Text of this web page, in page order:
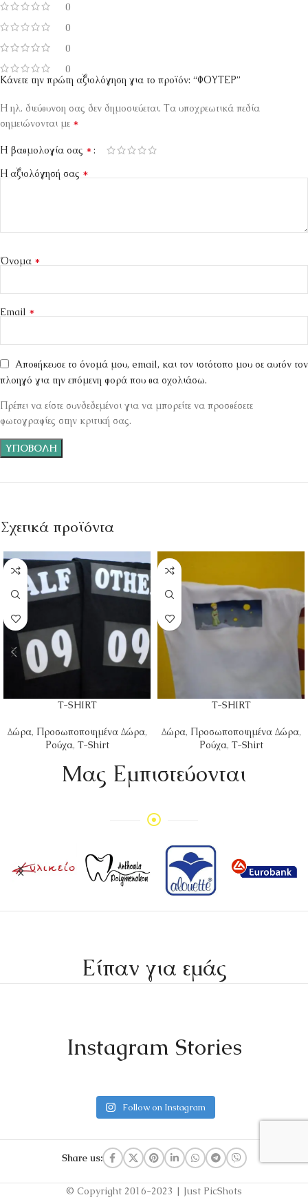
0
0
0
0
Κάνετε την πρώτη αξιολόγηση για το προϊόν: “ΦΟΥΤΕΡ”
Η ηλ. διεύθυνση σας δεν δημοσιεύεται. Τα υποχρεωτικά πεδία
σημειώνονται με *
Η βαθμολογία σας *
Η αξιολόγησή σας *
Όνομα *
Email *
Αποθήκευσε το όνομά μου, email, και τον ιστότοπο μου σε αυτόν τον
πλοηγό για την επόμενη φορά που θα σχολιάσω.
Πρέπει να είστε συνδεδεμένοι για να μπορείτε να προσθέσετε
φωτογραφίες στην κριτική σας.
Σχετικά προϊόντα
T-SHIRT
Δώρα, Προσωποποιημένα Δώρα,
Ρούχα, T-Shirt
T-SHIRT
Δώρα, Προσωποποιημένα Δώρα,
Ρούχα, T-Shirt
Mας Εμπιστεύονται
Είπαν για εμάς
Instagram Stories
Follow on Instagram
Share us:
© Copyright 2016-2023 | Just PicShots